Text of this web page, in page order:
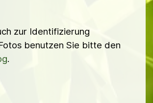
zur Identifizierung
benutzen Sie bitte den
.